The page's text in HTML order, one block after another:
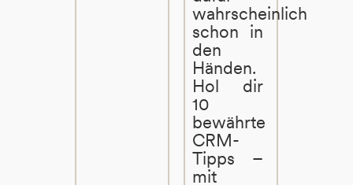
wahrscheinlich
schon in
den
Händen.
Hol dir
10
bewährte
CRM-
Tipps –
mit